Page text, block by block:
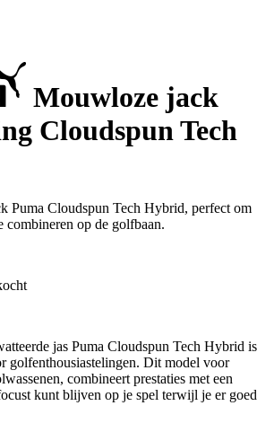
Mouwloze jack
Cloudspun Tech
Puma Cloudspun Tech Hybrid, perfect om
combineren op de golfbaan.
jas Puma Cloudspun Tech Hybrid is
golfenthousiastelingen. Dit model voor
combineert prestaties met een
kunt blijven op je spel terwijl je er goed